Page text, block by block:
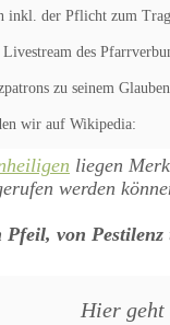
inkl. der Pflicht zum
des
zu seinem
wir auf Wikipedia:
liegen
werden
Pfeil, von
Hier geht